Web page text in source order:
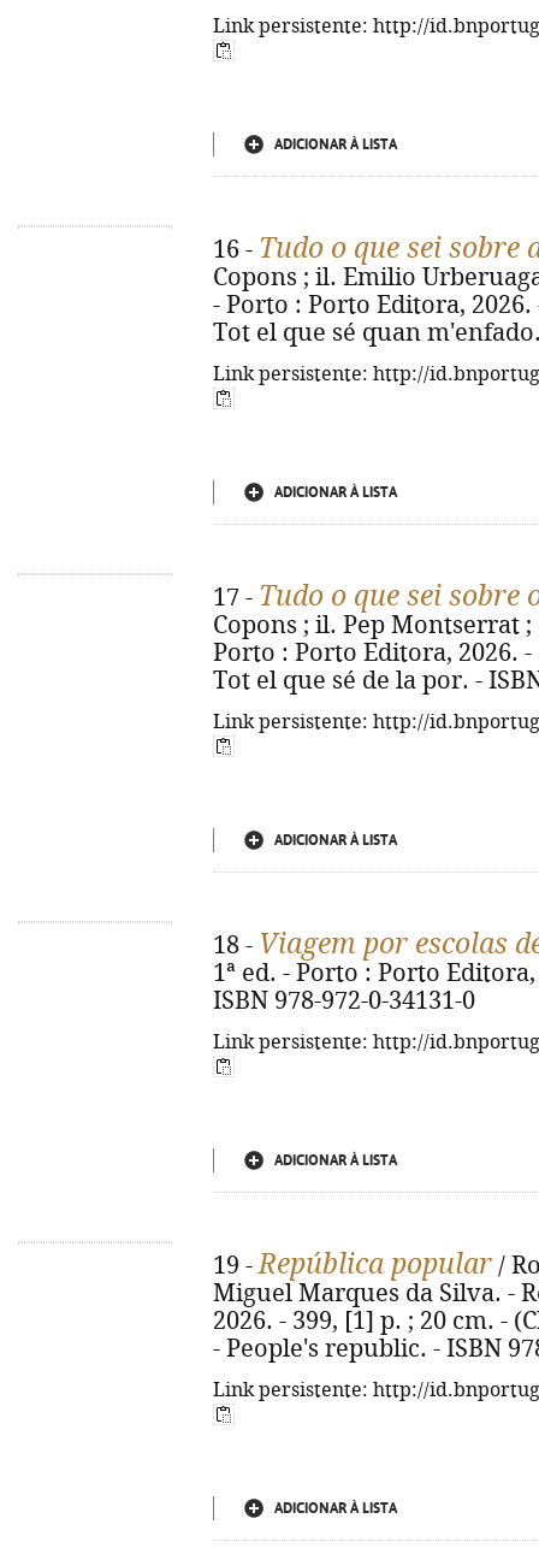
Link persistente: http://
ADICIONAR À LISTA
16 - Tudo o que sei sobre
Copons ; il. Emilio
- Porto : Porto Editora,
Tot el que sé quan
Link persistente: http://
ADICIONAR À LISTA
17 - Tudo o que sei sobre
Copons ; il. Pep Montserrat ;
Porto : Porto Editora, 2026.
Tot el que sé de la por. -
Link persistente: http://
ADICIONAR À LISTA
18 - Viagem por escolas
1ª ed. - Porto : Porto
ISBN 978-972-0-34131-0
Link persistente: http://
ADICIONAR À LISTA
19 -República popular /
Miguel Marques da Silva. -
2026. - 399, [1] p. ; 20 cm. -
- People's republic. - ISBN
Link persistente: http://
ADICIONAR À LISTA